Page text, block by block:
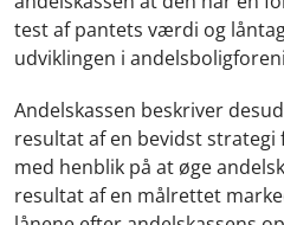
test af pantets værdi og
udviklingen i
Andelskassen beskriver
resultat af en bevidst
med henblik på at øge
resultat af en målrettet